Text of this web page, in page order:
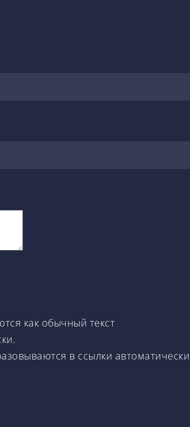
как обычный текст
в ссылки